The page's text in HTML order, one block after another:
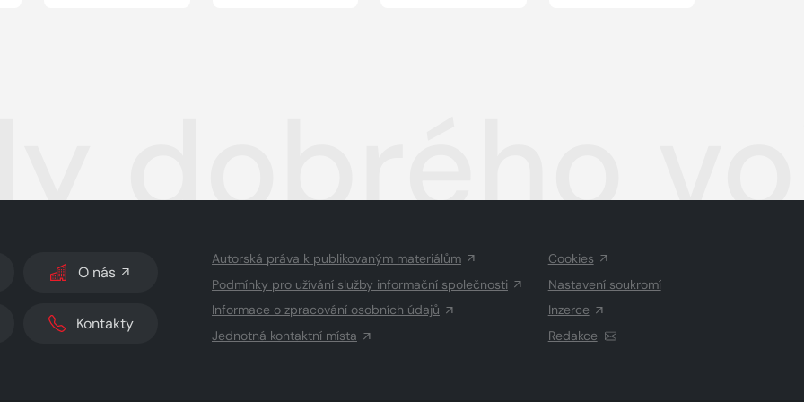
dobrého
O nás
Kontakty
Autorská práva k publikovaným materiálům
Podmínky pro užívání služby informační společnosti
Informace o zpracování osobních údajů
Jednotná kontaktní místa
Cookies
Nastavení soukromí
Inzerce
Redakce